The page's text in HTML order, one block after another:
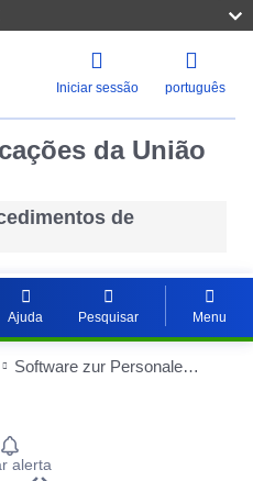
Iniciar sessão português
da União
de
Ajuda Pesquisar Menu
Software zur Personaleinsatzplanung und Zeiterfassung
Portlet
alerta